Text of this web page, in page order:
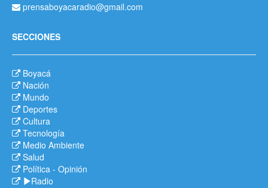
prensaboyacaradio@gmail.com
SECCIONES
Boyacá
Nación
Mundo
Deportes
Cultura
Tecnología
Medio Ambiente
Salud
Política - Opinión
Radio